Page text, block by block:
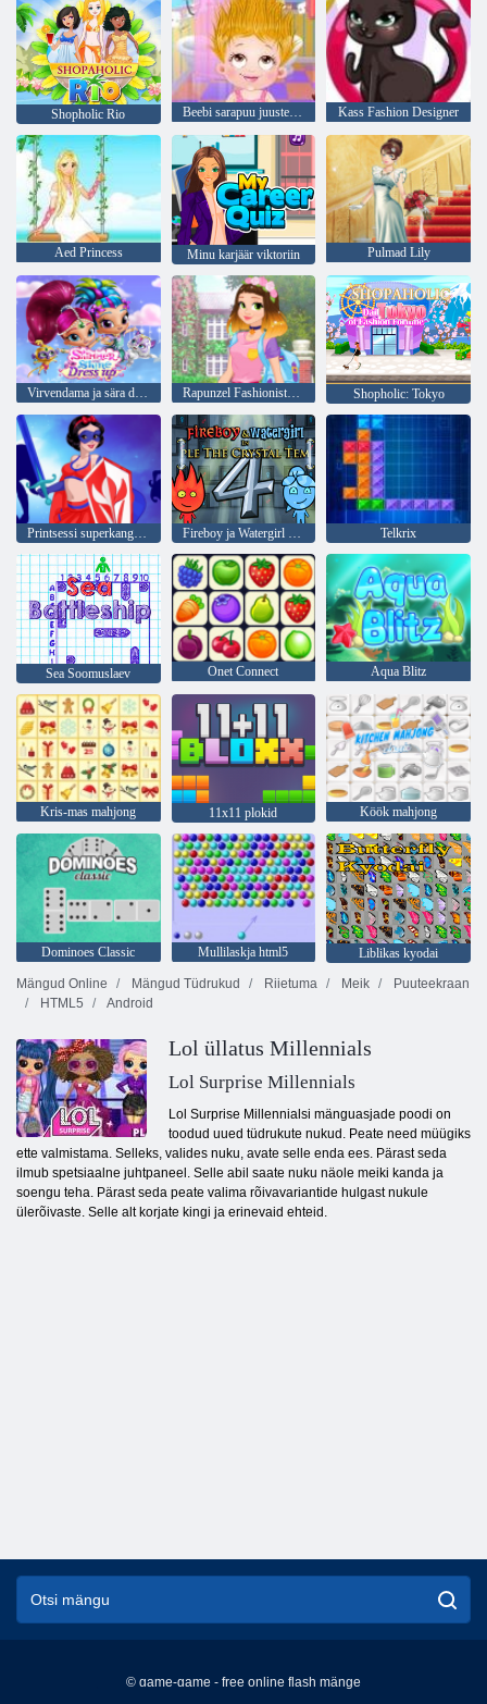
Shopholic Rio Beebi sarapuu juuste päev Kass Fashion Designer
Aed Princess Minu karjäär viktoriin Pulmad Lily
Virvendama ja sära dress up Rapunzel Fashionista Go Shopholic: Tokyo
Printsessi superkangelased Fireboy ja Watergirl 4: kristalltempel Telkrix
Sea Soomuslaev Onet Connect Aqua Blitz
Kris-mas mahjong 11x11 plokid Köök mahjong
Dominoes Classic Mullilaskja html5
Liblikas kyodai
Mängud Online
Mängud Tüdrukud Riietuma Meik
Puuteekraan
HTML5
Android
Lol üllatus Millennials
Lol Surprise Millennials
Lol Surprise Millennialsi mänguasjade poodi on
toodud uued tüdrukute nukud. Peate need müügiks
ette valmistama. Selleks, valides nuku, avate selle enda ees. Pärast seda
ilmub spetsiaalne juhtpaneel. Selle abil saate nuku näole meiki kanda ja
soengu teha. Pärast seda peate valima rõivavariantide hulgast nukule
ülerõivaste. Selle alt korjate kingi ja erinevaid ehteid.
© game-game - free online flash mänge